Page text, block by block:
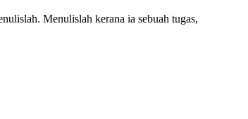
Menulislah kerana ia sebuah tugas,